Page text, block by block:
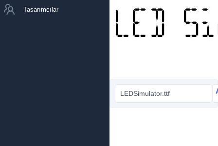
Tasarımcılar
LEDSimulator.ttf